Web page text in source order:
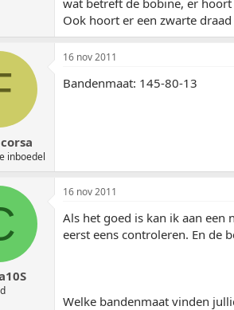
wat betreft de bobine, er
Ook hoort er een zwarte
inboedel
16 nov 2011
Bandenmaat: 145-80-13
16 nov 2011
Als het goed is kan ik aan een
eerst eens controleren. En de
Welke bandenmaat vinden